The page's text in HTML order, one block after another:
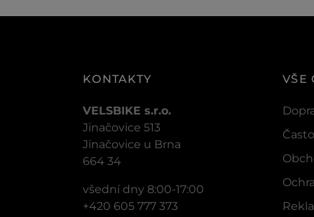
KONTAKTY
VELSBIKE s.r.o.
Jinačovice 513
Jinačovice u Brna
664 34
všední dny 8:00-17:00
+420 605 777 373
VŠE